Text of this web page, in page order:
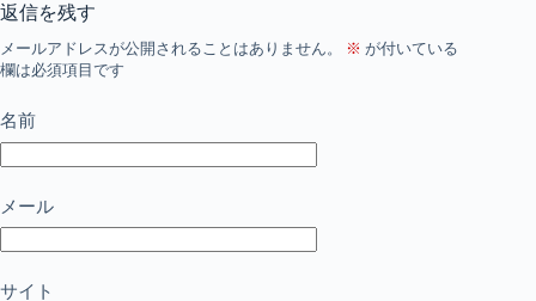
返信を残す
メールアドレスが公開されることはありません。 ※ が付いている
欄は必須項目です
名前
メール
サイト